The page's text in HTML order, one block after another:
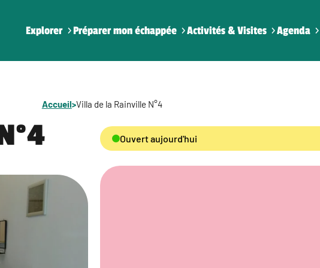
Explorer Préparer mon échappée Activités & Visites Agenda
Accueil>Villa de la Rainville N°4
Ouvert aujourd'hui